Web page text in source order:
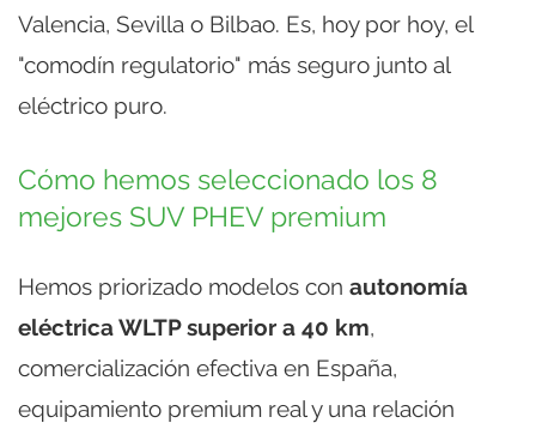
Valencia, Sevilla o Bilbao. Es, hoy por hoy, el
"comodín regulatorio" más seguro junto al
eléctrico puro.
Cómo hemos seleccionado los 8
mejores SUV PHEV premium
Hemos priorizado modelos con autonomía
eléctrica WLTP superior a 40 km,
comercialización efectiva en España,
equipamiento premium real y una relación